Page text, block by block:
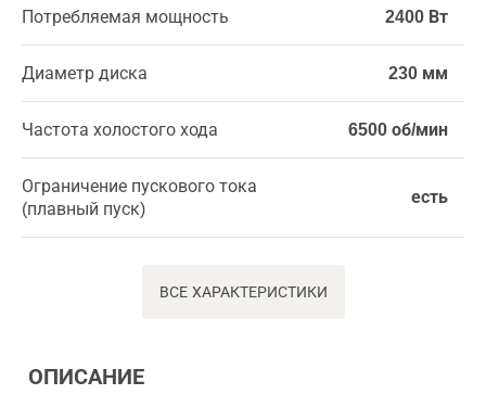
Потребляемая мощность 2400 Вт
Диаметр диска 230 мм
Частота холостого хода 6500 об/мин
Ограничение пускового тока
(плавный пуск)
есть
ВСЕ ХАРАКТЕРИСТИКИ
ОПИСАНИЕ